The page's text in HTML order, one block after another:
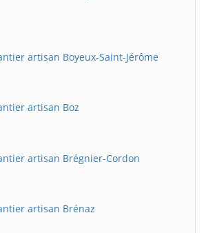
artisan Boyeux-Saint-Jérôme
artisan Boz
artisan Brégnier-Cordon
artisan Brénaz